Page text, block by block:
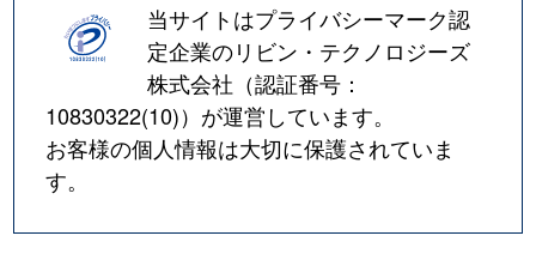
当サイトはプライバシーマーク認
定企業のリビン・テクノロジーズ
株式会社（認証番号：
10830322(10)）が運営しています。
お客様の個人情報は大切に保護されていま
す。